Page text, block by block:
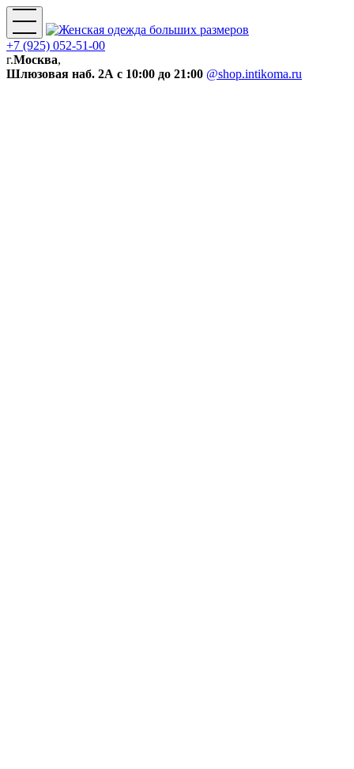
+7 (925) 052-51-00
г.Москва,
Шлюзовая наб. 2А с 10:00 до 21:00 @shop.intikoma.ru